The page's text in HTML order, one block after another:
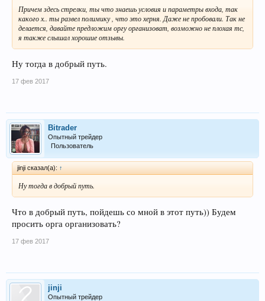
Причем здесь стрелки, ты что знаешь условия и параметры входа, так
какого х.. ты развел полимику , что это херня. Даже не пробовали. Так не
делается, давайте предложим оргу организоват, возможно не плохая тс,
я также слышал хорошие отзывы.
Ну тогда в добрый путь.
17 фев 2017
Bitrader
Опытный трейдер
Пользователь
jinji сказал(а): ↑
Ну тогда в добрый путь.
Что в добрый путь, пойдешь со мной в этот путь)) Будем
просить орга организовать?
17 фев 2017
jinji
Опытный трейдер